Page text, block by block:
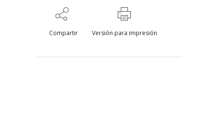
Compartir Versión para impresión